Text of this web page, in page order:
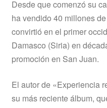
Desde que comenzó su
ha vendido 40 millones
convirtió en el primer
Damasco (Siria) en
promoción en San Juan.
El autor de «Experiencia
su más reciente álbum,